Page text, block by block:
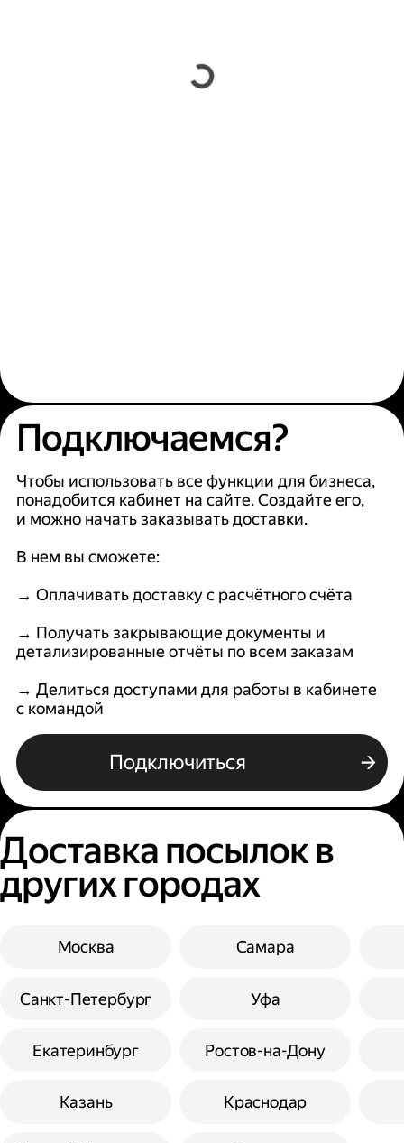
Подключаемся?
Чтобы использовать все функции для бизнеса,
понадобится кабинет на сайте. Создайте его,
и можно начать заказывать доставки.
В нем вы сможете:
→ Оплачивать доставку с расчётного счёта
→ Получать закрывающие документы и
детализированные отчёты по всем заказам
→ Делиться доступами для работы в кабинете
с командой
Подключиться
Доставка посылок в
других городах
Москва
Санкт-Петербург
Екатеринбург
Казань
Самара
Уфа
Ростов-на-Дону
Краснодар